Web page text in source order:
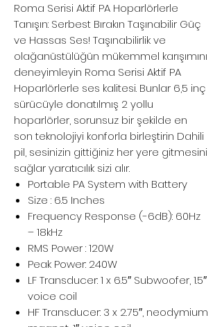
Roma Serisi Aktif PA Hoparlörlerle
Tanışın: Serbest Bırakın Taşınabilir Güç
ve Hassas Ses! Taşınabilirlik ve
olağanüstülüğün mükemmel karışımını
deneyimleyin Roma Serisi Aktif PA
Hoparlörlerle ses kalitesi. Bunlar 6,5 inç
sürücüyle donatılmış 2 yollu
hoparlörler, sorunsuz bir şekilde en
son teknolojiyi konforla birleştirin Dahili
pil, sesinizin gittiğiniz her yere gitmesini
sağlar yaratıcılık sizi alır.
Portable PA System with Battery
Size : 6.5 Inches
Frequency Response (-6dB): 60Hz
– 18kHz
RMS Power : 120W
Peak Power: 240W
LF Transducer: 1 x 6.5″ Subwoofer, 1.5″
voice coil
HF Transducer: 3 x 2.75″, neodymium